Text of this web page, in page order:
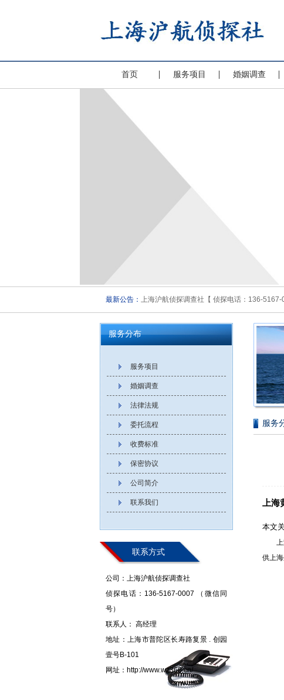
首页 服务项目 婚姻调查
最新公告： 上海沪航侦探调查社【 侦探电话：136-
服务分布
服务项目
婚姻调查
法律法规
委托流程
收费标准
保密协议
公司简介
联系我们
联系方式
公司：上海沪航侦探调查社
侦探电话：136-5167-0007 （微信同
号）
联系人： 高经理
地址：上海市普陀区长寿路复景 . 创园
壹号B-101
网址：http://www.wz360.cn/
服务
上
本文
上海
供上